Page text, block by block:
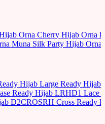
Orna Cherry Hijab Orna
Muna Silk Party Hijab Orna
Hijab Large Ready Hijab
Ready Hijab LRHD1 Lace
D2CROSRH Cross Ready